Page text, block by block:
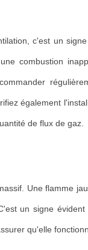
c'est un
combustion
également
de flux de gaz.
Une flamme
un signe
qu'elle